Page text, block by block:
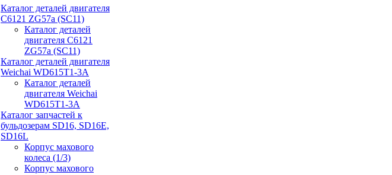
Каталог деталей двигателя
C6121 ZG57a (SC11)
Каталог деталей
двигателя C6121
ZG57a (SC11)
Каталог деталей двигателя
Weichai WD615T1-3A
Каталог деталей
двигателя Weichai
WD615T1-3A
Каталог запчастей к
бульдозерам SD16, SD16E,
SD16L
Корпус махового
колеса (1/3)
Корпус махового